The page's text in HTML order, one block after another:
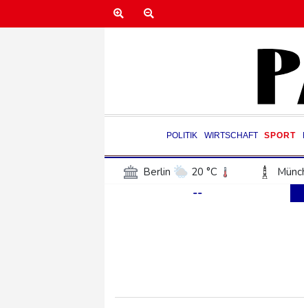
POLITIK WIRTSCHAFT SPORT
Berlin 20 °C
Frankfurt am Main
--